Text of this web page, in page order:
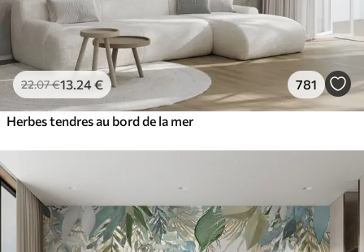
22.07€13 .24€ 781
Herbes tendres au bord de la mer